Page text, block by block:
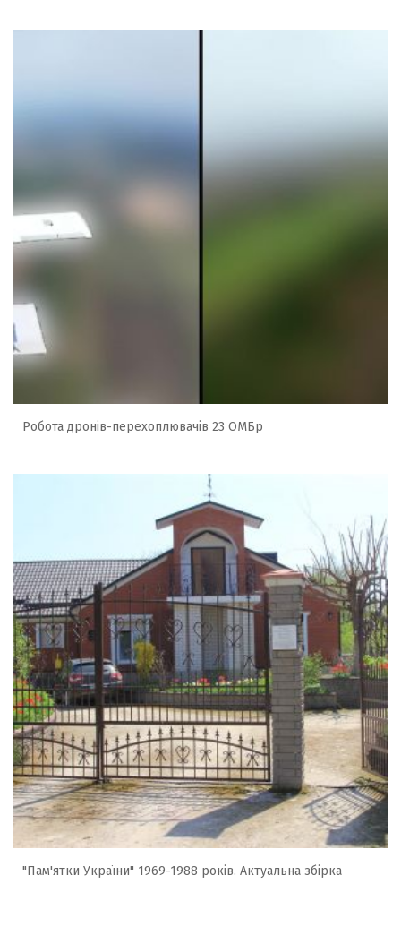
Робота дронів-перехоплювачів 23 ОМБр
"Пам'ятки України" 1969-1988 років. Актуальна збірка